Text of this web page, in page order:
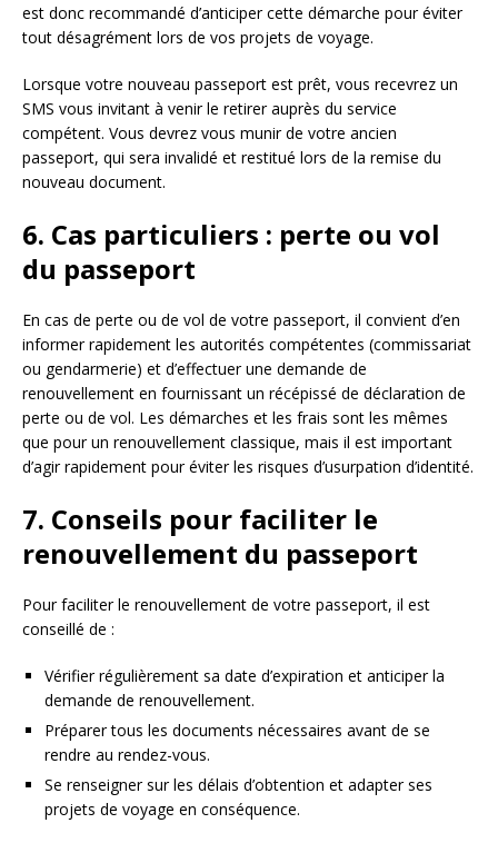
est donc recommandé d’anticiper cette démarche pour éviter
tout désagrément lors de vos projets de voyage.
Lorsque votre nouveau passeport est prêt, vous recevrez un
SMS vous invitant à venir le retirer auprès du service
compétent. Vous devrez vous munir de votre ancien
passeport, qui sera invalidé et restitué lors de la remise du
nouveau document.
6. Cas particuliers : perte ou vol
du passeport
En cas de perte ou de vol de votre passeport, il convient d’en
informer rapidement les autorités compétentes (commissariat
ou gendarmerie) et d’effectuer une demande de
renouvellement en fournissant un récépissé de déclaration de
perte ou de vol. Les démarches et les frais sont les mêmes
que pour un renouvellement classique, mais il est important
d’agir rapidement pour éviter les risques d’usurpation d’identité.
7. Conseils pour faciliter le
renouvellement du passeport
Pour faciliter le renouvellement de votre passeport, il est
conseillé de :
Vérifier régulièrement sa date d’expiration et anticiper la
demande de renouvellement.
Préparer tous les documents nécessaires avant de se
rendre au rendez-vous.
Se renseigner sur les délais d’obtention et adapter ses
projets de voyage en conséquence.